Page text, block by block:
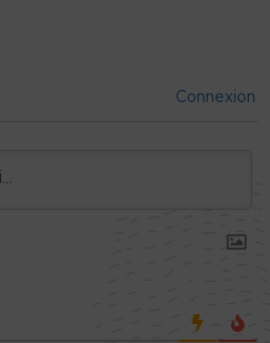
Connexion